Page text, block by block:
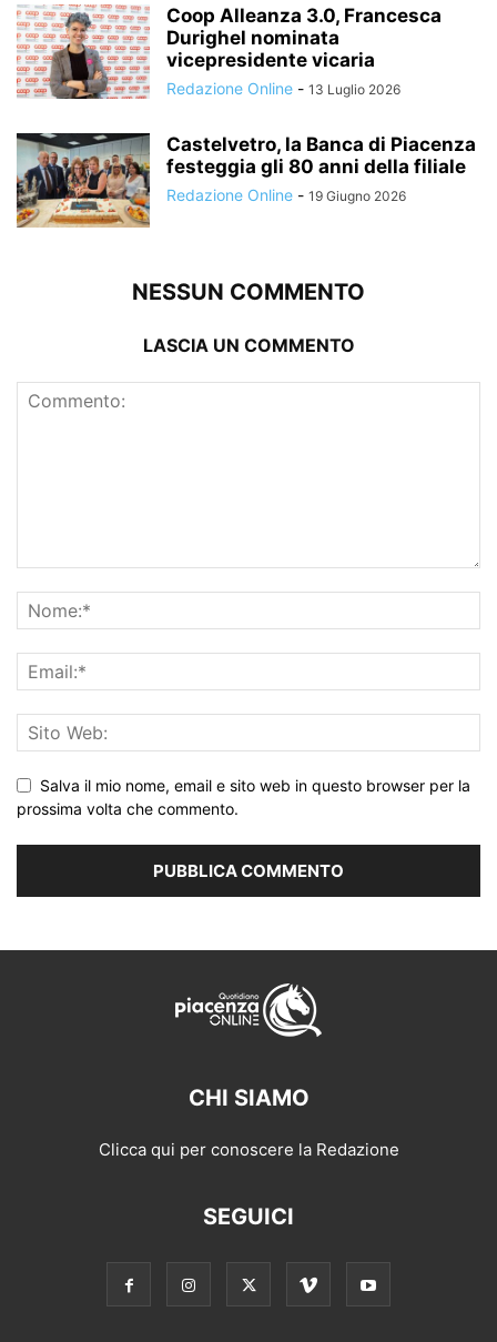
Coop Alleanza 3.0, Francesca
Durighel nominata
vicepresidente vicaria
Redazione Online - 13 Luglio 2026
Castelvetro, la Banca di Piacenza
festeggia gli 80 anni della filiale
Redazione Online - 19 Giugno 2026
NESSUN COMMENTO
LASCIA UN COMMENTO
Salva il mio nome, email e sito web in questo browser per la
prossima volta che commento.
CHI SIAMO
Clicca qui per conoscere la Redazione
SEGUICI